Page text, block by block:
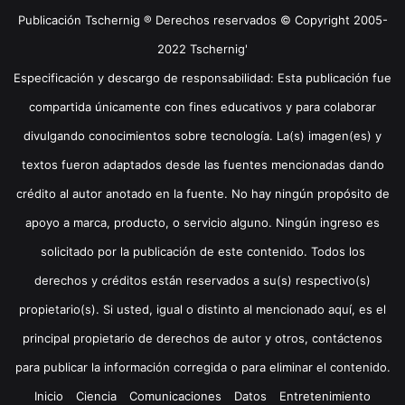
Publicación Tschernig ® Derechos reservados © Copyright 2005-
2022 Tschernig'
Especificación y descargo de responsabilidad: Esta publicación fue
compartida únicamente con fines educativos y para colaborar
divulgando conocimientos sobre tecnología. La(s) imagen(es) y
textos fueron adaptados desde las fuentes mencionadas dando
crédito al autor anotado en la fuente. No hay ningún propósito de
apoyo a marca, producto, o servicio alguno. Ningún ingreso es
solicitado por la publicación de este contenido. Todos los
derechos y créditos están reservados a su(s) respectivo(s)
propietario(s). Si usted, igual o distinto al mencionado aquí, es el
principal propietario de derechos de autor y otros, contáctenos
para publicar la información corregida o para eliminar el contenido.
Inicio
Ciencia Comunicaciones Datos Entretenimiento